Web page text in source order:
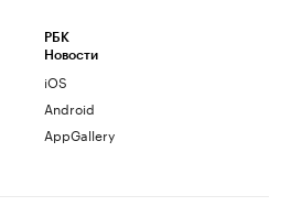
РБК
Новости
iOS
Android
AppGallery